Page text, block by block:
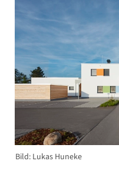
Bild: Lukas Huneke